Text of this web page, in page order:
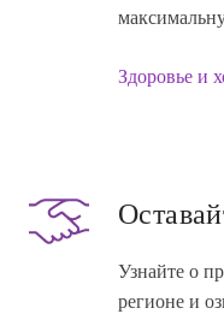
Здоровье и
Узнайте о
регионе и